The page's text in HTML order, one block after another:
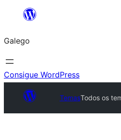
Saltar
contido
Galego
Consigue WordPress
TemasTodos os